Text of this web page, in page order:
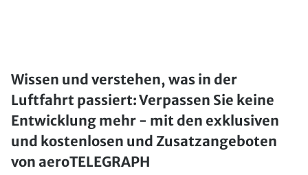
Wissen und verstehen, was in der
Luftfahrt passiert: Verpassen Sie keine
Entwicklung mehr - mit den exklusiven
und kostenlosen und Zusatzangeboten
von aeroTELEGRAPH